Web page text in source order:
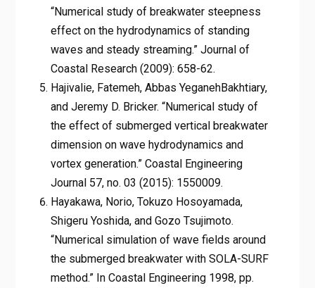
“Numerical study of breakwater steepness
effect on the hydrodynamics of standing
waves and steady streaming.” Journal of
Coastal Research (2009): 658-62.
Hajivalie, Fatemeh, Abbas YeganehBakhtiary,
and Jeremy D. Bricker. “Numerical study of
the effect of submerged vertical breakwater
dimension on wave hydrodynamics and
vortex generation.” Coastal Engineering
Journal 57, no. 03 (2015): 1550009.
Hayakawa, Norio, Tokuzo Hosoyamada,
Shigeru Yoshida, and Gozo Tsujimoto.
“Numerical simulation of wave fields around
the submerged breakwater with SOLA-SURF
method.” In Coastal Engineering 1998, pp.